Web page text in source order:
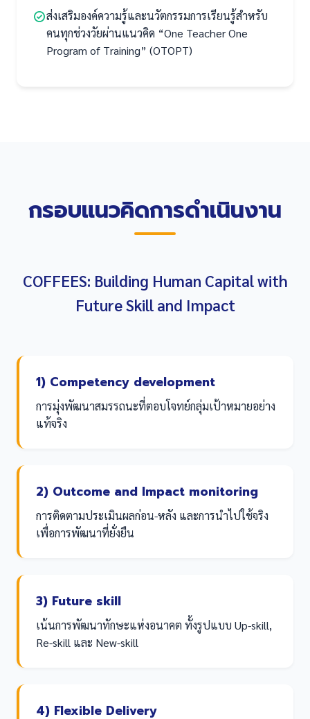
ส่งเสริมองค์ความรู้และนวัตกรรมการเรียนรู้สำหรับ
คนทุกช่วงวัยผ่านแนวคิด “One Teacher One
Program of Training” (OTOPT)
กรอบแนวคิดการดำเนินงาน
COFFEES: Building Human Capital with
Future Skill and Impact
1) Competency development
การมุ่งพัฒนาสมรรถนะที่ตอบโจทย์กลุ่มเป้าหมายอย่าง
แท้จริง
2) Outcome and Impact monitoring
การติดตามประเมินผลก่อน-หลัง และการนำไปใช้จริง
เพื่อการพัฒนาที่ยั่งยืน
3) Future skill
เน้นการพัฒนาทักษะแห่งอนาคต ทั้งรูปแบบ Up-skill,
Re-skill และ New-skill
4) Flexible Delivery